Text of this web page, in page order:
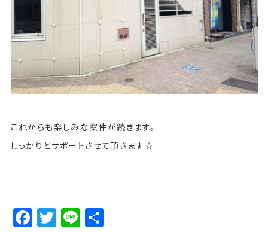
これからも楽しみな案件が続きます。
しっかりとサポートさせて頂きます☆
Facebook
Twitter
LineShare